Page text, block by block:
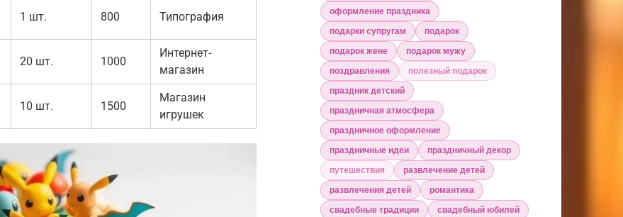
1 шт. 800 Типография
20 шт. 1000
Интернет-
магазин
10 шт. 1500
Магазин
игрушек
оформление праздника
подарки супругам
подарок
подарок жене
подарок мужу
поздравления
полезный подарок
праздник детский
праздничная атмосфера
праздничное оформление
праздничные идеи
праздничный декор
путешествия
развлечение детей
развлечения детей
романтика
свадебные традиции
свадебный юбилей